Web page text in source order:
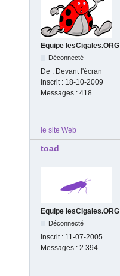
Equipe lesCigales.ORG
Déconnecté
De : Devant l'écran
Inscrit : 18-10-2009
Messages : 418
le site Web
toad
Equipe lesCigales.ORG
Déconnecté
Inscrit : 11-07-2005
Messages : 2.394